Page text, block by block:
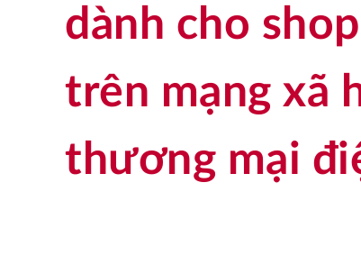
dành cho
trên mạng xã
thương mại